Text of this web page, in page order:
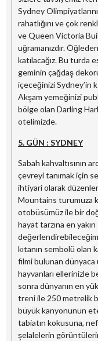
Sydney
rahatlığını ve çok
ve Queen Victoria
uğramanızdır.
katılacağız. Bu turda
geminin çağdaş
içeceğinizi Sydney’in
Akşam yemeğinizi
bölge olan Darling
otelimizde.
5. GÜN : SYDNEY
Sabah kahvaltısının
çevreyi tanımak için
ihtiyari olarak
Mountains turumuza
otobüsümüz ile bir
hayat tarzına en
kıtanın sembolü olan
filmi bulunan dünyaca
hayvanları ellerinizle
sonra dünyanın en
treni ile 250 metrelik
büyük kanyonunun
tabiatın kokusuna,
şelalelerin